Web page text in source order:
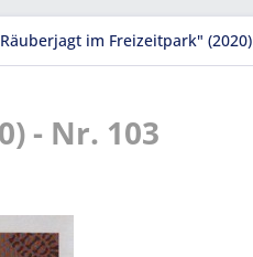
im Freizeitpark" (2020)
- Nr. 103